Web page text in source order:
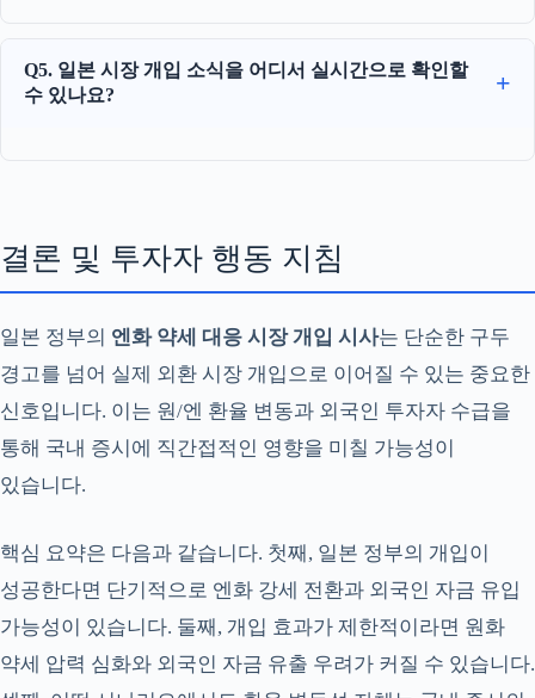
Q5. 일본 시장 개입 소식을 어디서 실시간으로 확인할
수 있나요?
결론 및 투자자 행동 지침
일본 정부의 엔화 약세 대응 시장 개입 시사는 단순한 구두
경고를 넘어 실제 외환 시장 개입으로 이어질 수 있는 중요한
신호입니다. 이는 원/엔 환율 변동과 외국인 투자자 수급을
통해 국내 증시에 직간접적인 영향을 미칠 가능성이
있습니다.
핵심 요약은 다음과 같습니다. 첫째, 일본 정부의 개입이
성공한다면 단기적으로 엔화 강세 전환과 외국인 자금 유입
가능성이 있습니다. 둘째, 개입 효과가 제한적이라면 원화
약세 압력 심화와 외국인 자금 유출 우려가 커질 수 있습니다.